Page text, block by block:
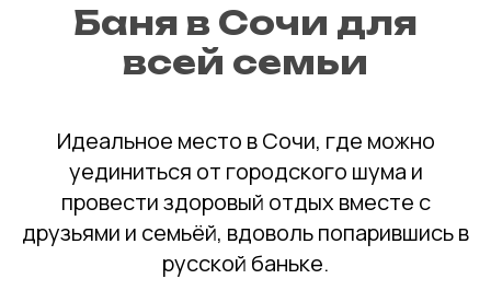
Баня в Сочи для
всей семьи
Идеальное место в Сочи, где можно
уединиться от городского шума и
провести здоровый отдых вместе с
друзьями и семьёй, вдоволь попарившись в
русской баньке.